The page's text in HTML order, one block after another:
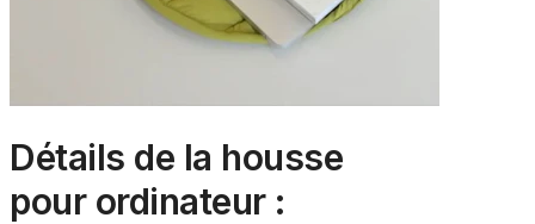
Détails de la housse
pour ordinateur :